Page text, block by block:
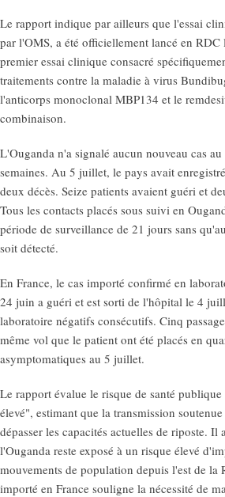
Le rapport indique par ailleurs que l'essai
par l'OMS, a été officiellement lancé en
premier essai clinique consacré
traitements contre la maladie à virus
l'anticorps monoclonal MBP134 et le
combinaison.
L'Ouganda n'a signalé aucun nouveau cas
semaines. Au 5 juillet, le pays avait
deux décès. Seize patients avaient guéri et
Tous les contacts placés sous suivi en
période de surveillance de 21 jours sans
soit détecté.
En France, le cas importé confirmé en
24 juin a guéri et est sorti de l'hôpital le 4
laboratoire négatifs consécutifs. Cinq
même vol que le patient ont été placés en
asymptomatiques au 5 juillet.
Le rapport évalue le risque de santé
élevé", estimant que la transmission
dépasser les capacités actuelles de riposte. Il
l'Ouganda reste exposé à un risque élevé
mouvements de population depuis l'est de la
importé en France souligne la nécessité de